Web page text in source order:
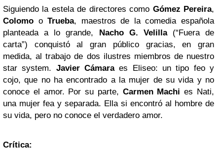
Siguiendo la estela de directores como Gómez Pereira,
Colomo oTrueba, maestros de la comedia española
planteada a lo grande, Nacho G. Velilla(“Fuera de
carta”) conquistó al gran público gracias, en gran
medida, al trabajo de dos ilustres miembros de nuestro
star system. Javier Cámaraes Eliseo: un tipo feo y
cojo, que no ha encontrado a la mujer de su vida y no
conoce el amor. Por su parte, Carmen Machi es Nati,
una mujer fea y separada. Ella si encontró al hombre de
su vida, pero no conoce el verdadero amor.
Crítica: